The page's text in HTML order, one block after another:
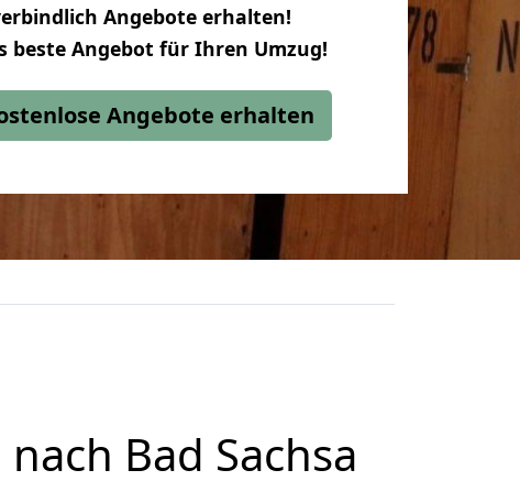
Angebote erhalten!
beste Angebot für Ihren Umzug!
Angebote erhalten
Bad Sachsa